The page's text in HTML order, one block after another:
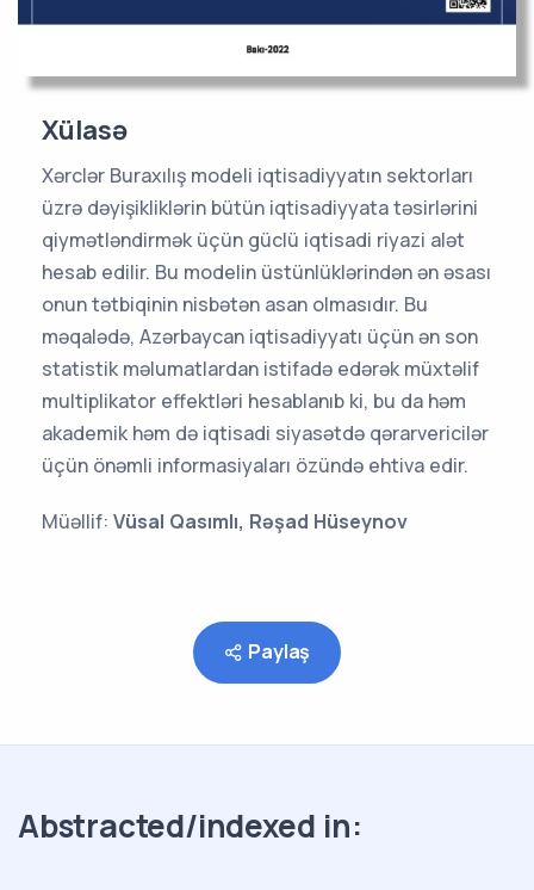
Xülasə
Xərclər Buraxılış modeli iqtisadiyyatın sektorları
üzrə dəyişikliklərin bütün iqtisadiyyata təsirlərini
qiymətləndirmək üçün güclü iqtisadi riyazi alət
hesab edilir. Bu modelin üstünlüklərindən ən əsası
onun tətbiqinin nisbətən asan olmasıdır. Bu
məqalədə, Azərbaycan iqtisadiyyatı üçün ən son
statistik məlumatlardan istifadə edərək müxtəlif
multiplikator effektləri hesablanıb ki, bu da həm
akademik həm də iqtisadi siyasətdə qərarvericilər
üçün önəmli informasiyaları özündə ehtiva edir.
Müəllif: Vüsal Qasımlı, Rəşad Hüseynov
Paylaş
Abstracted/indexed in: